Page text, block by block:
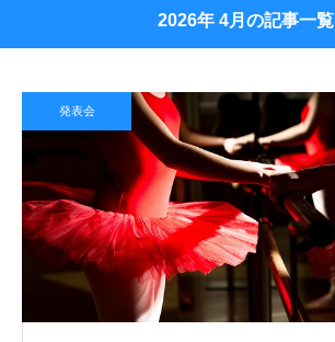
2026年 4月の記事一覧
発表会